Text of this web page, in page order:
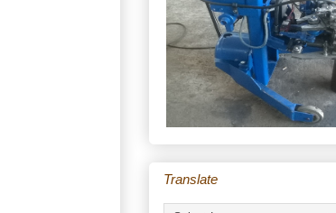
Translate